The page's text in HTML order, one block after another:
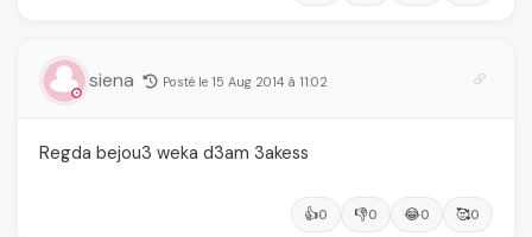
siena Posté le 15 Aug 2014 à 11:02
Regda bejou3 weka d3am 3akess
👍0 👎0 😂0 🥰0